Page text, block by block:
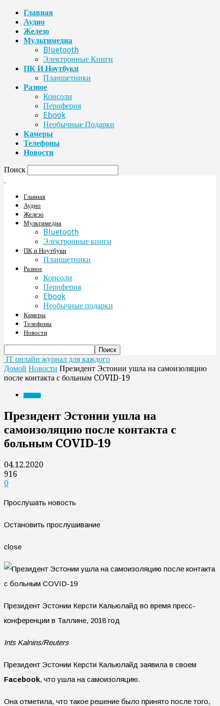
Главная
Аудио
Железо
Мультимедиа
Bluetooth
Электронные Книги
ПК И Ноутбуки
Планшетники
Разное
Консоли
Периферия
Ebook
Необычные Подарки
Камеры
Телефоны
Новости
Поиск
Главная
Аудио
Железо
Мультимедиа
Bluetooth
Электронные книги
ПК и Ноутбуки
Планшетники
Разное
Консоли
Периферия
Ebook
Необычные подарки
Камеры
Телефоны
Новости
IT онлайн журнал для каждого
Домой Новости Президент Эстонии ушла на самоизоляцию
после контакта с больным COVID-19
Президент Эстонии ушла на
самоизоляцию после контакта с
больным COVID-19
04.12.2020
916
0
Прослушать новость
Остановить прослушивание
close
Президент Эстонии Керсти Кальюлайд во время пресс-
конференции в Таллине, 2018 год
Ints Kalnins/Reuters
Президент Эстонии Керсти Кальюлайд заявила в своем
Facebook, что ушла на самоизоляцию.
Она отметила, что такое решение было принято после того,